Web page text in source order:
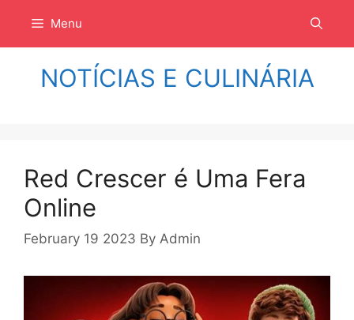
isi
Menu
NOTÍCIAS E CULINÁRIA
Red Crescer é Uma Fera
Online
February 19 2023 By Admin